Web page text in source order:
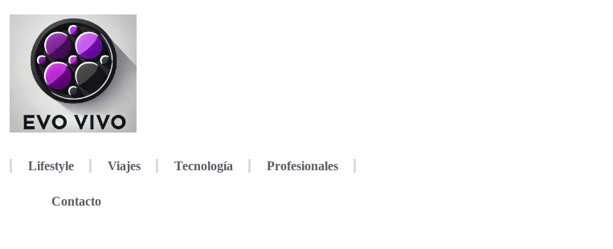
Lifestyle Viajes Tecnología Profesionales
Contacto